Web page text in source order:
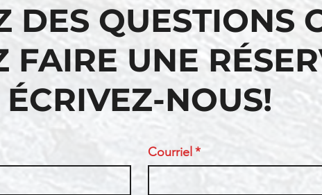
DES QUESTIONS
FAIRE UNE
ÉCRIVEZ-NOUS!
Courriel *